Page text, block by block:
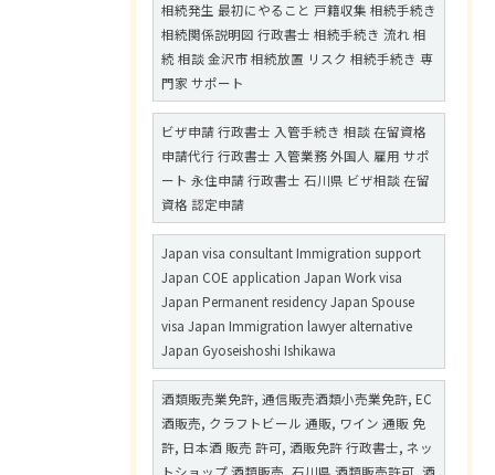
相続発生 最初にやること 戸籍収集 相続手続き
相続関係説明図 行政書士 相続手続き 流れ 相
続 相談 金沢市 相続放置 リスク 相続手続き 専
門家 サポート
ビザ申請 行政書士 入管手続き 相談 在留資格
申請代行 行政書士 入管業務 外国人 雇用 サポ
ート 永住申請 行政書士 石川県 ビザ相談 在留
資格 認定申請
Japan visa consultant Immigration support
Japan COE application Japan Work visa
Japan Permanent residency Japan Spouse
visa Japan Immigration lawyer alternative
Japan Gyoseishoshi Ishikawa
酒類販売業免許, 通信販売酒類小売業免許, EC
酒販売, クラフトビール 通販, ワイン 通販 免
許, 日本酒 販売 許可, 酒販免許 行政書士, ネッ